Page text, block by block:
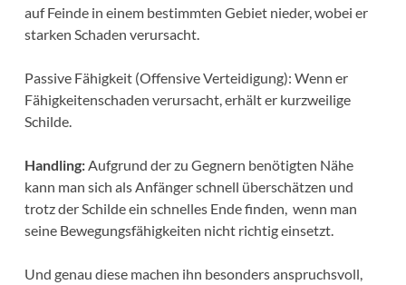
auf Feinde in einem bestimmten Gebiet nieder, wobei er
starken Schaden verursacht.
Passive Fähigkeit (Offensive Verteidigung): Wenn er
Fähigkeitenschaden verursacht, erhält er kurzweilige
Schilde.
Handling:Aufgrund der zu Gegnern benötigten Nähe
kann man sich als Anfänger schnell überschätzen und
trotz der Schilde ein schnelles Ende finden, wenn man
seine Bewegungsfähigkeiten nicht richtig einsetzt.
Und genau diese machen ihn besonders anspruchsvoll,